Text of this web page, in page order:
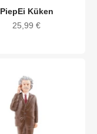
PiepEi Küken
Angebot
25,99 €